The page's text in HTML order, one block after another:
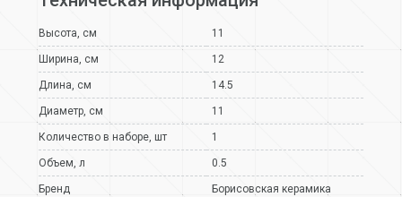
Высота, см 11
Ширина, см 12
Длина, см 14.5
Диаметр, см 11
Количество в наборе, шт 1
Объем, л 0.5
Бренд Борисовская керамика